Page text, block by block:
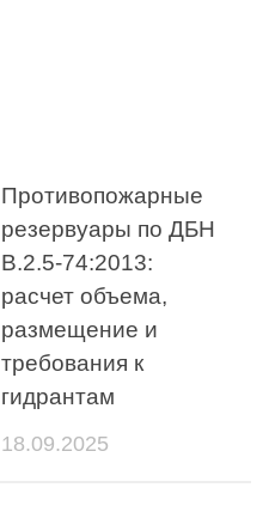
Противопожарные
резервуары по ДБН
В.2.5-74:2013:
расчет объема,
размещение и
требования к
гидрантам
18.09.2025